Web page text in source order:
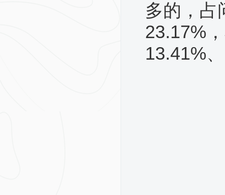
多的，占
23.17%
13.41%